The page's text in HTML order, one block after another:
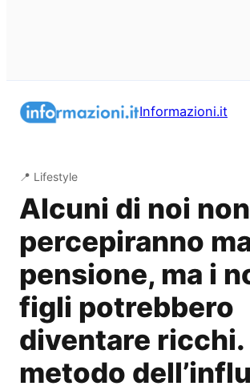
Informazioni.it
📍 Lifestyle
Alcuni di noi non
percepiranno
pensione, ma i
figli potrebbero
diventare ricchi.
metodo